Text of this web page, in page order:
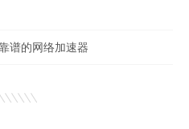
谱的网络加速器